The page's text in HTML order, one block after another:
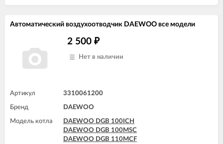
Автоматический воздухоотводчик DAEWOO все модели
2 500 ₽
Нет в наличии
Артикул 3310061200
Бренд DAEWOO
Модель котла
DAEWOO DGB 100ICH
DAEWOO DGB 100MSC
DAEWOO DGB 110MCF